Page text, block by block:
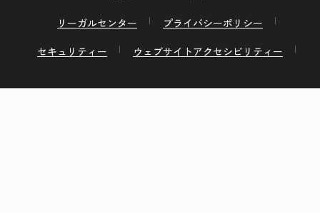
リーガルセンター
プライバシーポリシー
セキュリティー
ウェブサイトアクセシビリティー